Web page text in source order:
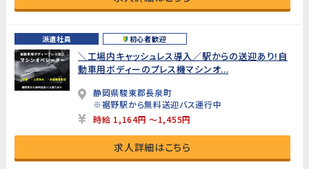
派遣社員 初心者歓迎
＼工場内キャッシュレス導入／駅からの送迎あり!自
動車用ボディーのプレス機マシンオ...
静岡県駿東郡長泉町
※裾野駅から無料送迎バス運行中
時給 1,164円 ～1,455円
求人詳細はこちら